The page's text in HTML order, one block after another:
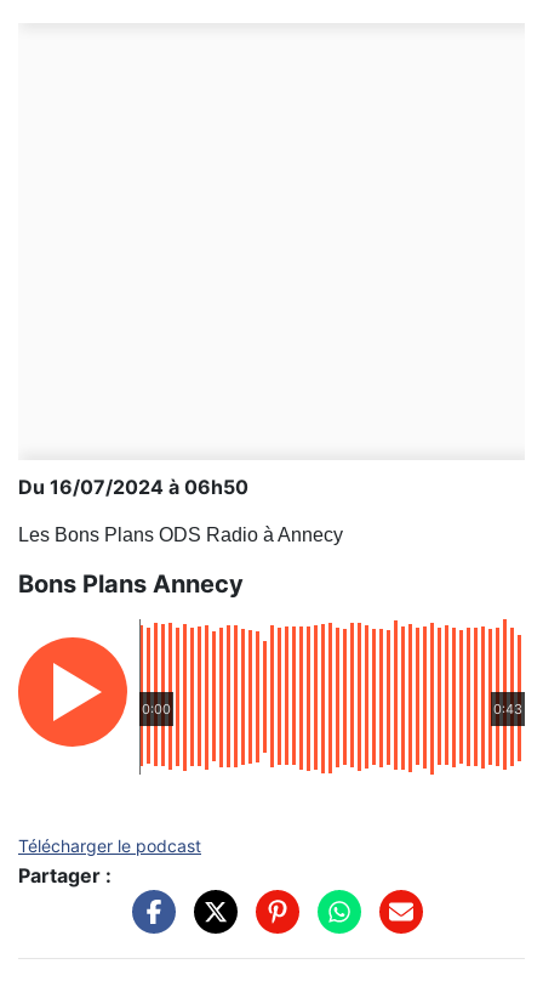
Du 16/07/2024 à 06h50
Les Bons Plans ODS Radio à Annecy
Bons Plans Annecy
0:00 0:43
Télécharger le podcast
Partager :